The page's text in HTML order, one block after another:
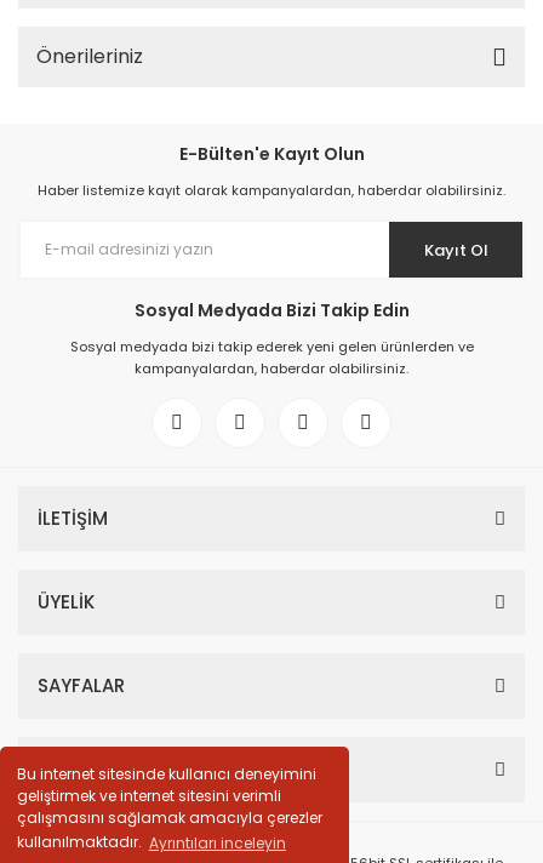
Bu internet sitesinde kullanıcı deneyimini
geliştirmek ve internet sitesini verimli
çalışmasını sağlamak amacıyla çerezler
kullanılmaktadır. Ayrıntıları inceleyin
Önerileriniz
E-Bülten'e Kayıt Olun
Haber listemize kayıt olarak kampanyalardan, haberdar olabilirsiniz.
Kayıt Ol
Sosyal Medyada Bizi Takip Edin
Sosyal medyada bizi takip ederek yeni gelen ürünlerden ve
kampanyalardan, haberdar olabilirsiniz.
İLETİŞİM
ÜYELİK
SAYFALAR
HESABIM